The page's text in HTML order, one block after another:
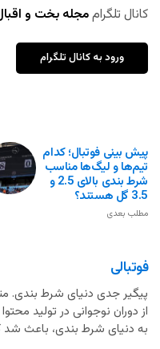
کانال تلگراممجله بخت و
ورود به کانال تلگرام
پیش بینی فوتبال؛ کدام
تیم‌ها و لیگ‌ها مناسب
شرط بندی بالای 2.5 و
3.5 گل هستند؟
مطلب بعدی
فوتبالی
پیگیر جدی دنیای شرط بندی.
از دوران نوجوانی در تولید
به دنیای شرط بندی، باعث